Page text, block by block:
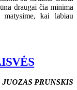
draugai čia minima
kai labiau
JUOZAS PRUNSKIS